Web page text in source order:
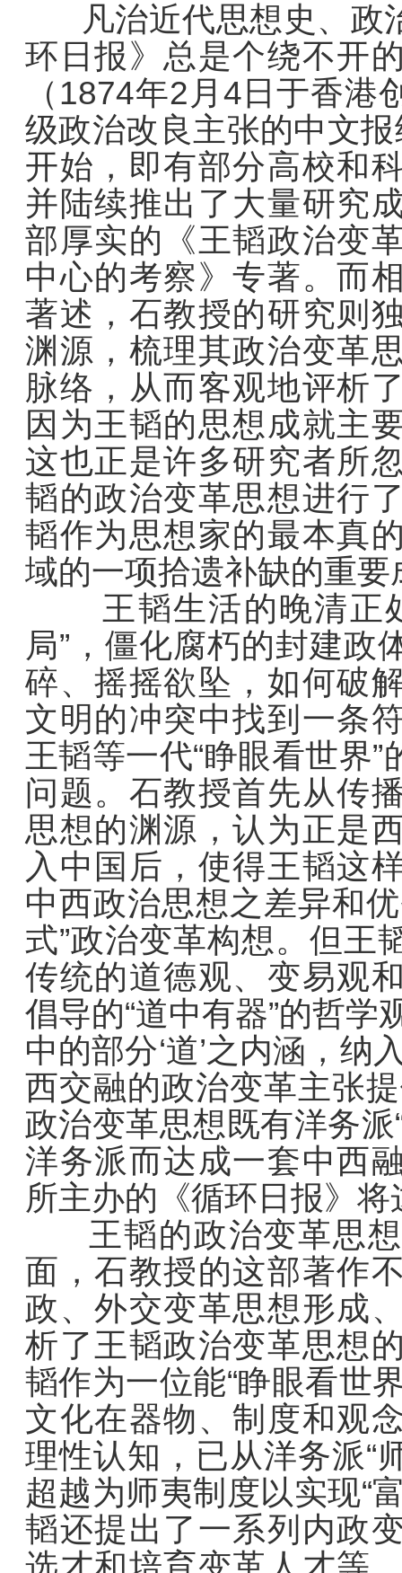
凡治近代思想史、政
环日报》总是个绕不开
（1874年2月4日于香
级政治改良主张的中文
开始，即有部分高校和
并陆续推出了大量研究
部厚实的《王韬政治变
中心的考察》专著。而
著述，石教授的研究则
渊源，梳理其政治变革
脉络，从而客观地评析
因为王韬的思想成就主
这也正是许多研究者所
韬的政治变革思想进行
韬作为思想家的最本真
域的一项拾遗补缺的重要
王韬生活的晚清正处
局”，僵化腐朽的封建政
碎、摇摇欲坠，如何破
文明的冲突中找到一条
王韬等一代“睁眼看世界
问题。石教授首先从传
思想的渊源，认为正是
入中国后，使得王韬这
中西政治思想之差异和
式”政治变革构想。但王
传统的道德观、变易观
倡导的“道中有器”的哲学
中的部分‘道’之内涵，纳
西交融的政治变革主张
政治变革思想既有洋务
洋务派而达成一套中西
所主办的《循环日报》
王韬的政治变革思想
面，石教授的这部著作
政、外交变革思想形成
析了王韬政治变革思想
韬作为一位能“睁眼看世
文化在器物、制度和观
理性认知，已从洋务派“
超越为师夷制度以实现“
韬还提出了一系列内政